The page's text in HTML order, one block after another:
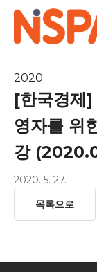
2020
[한국경제]
영자를 위
강
2020. 5. 27.
목록으로